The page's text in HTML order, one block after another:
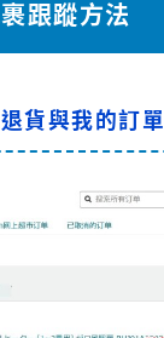
跟蹤方法
退貨與我的訂單